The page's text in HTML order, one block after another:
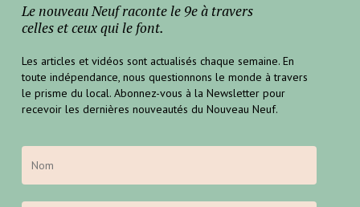
Le nouveau Neuf raconte le 9e à travers
celles et ceux qui le font.
Les articles et vidéos sont actualisés chaque semaine. En
toute indépendance, nous questionnons le monde à travers
le prisme du local. Abonnez-vous à la Newsletter pour
recevoir les dernières nouveautés du Nouveau Neuf.